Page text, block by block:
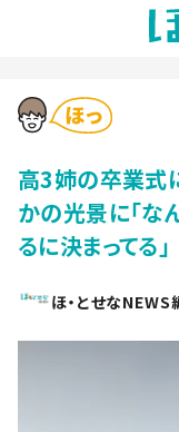
高3姉の卒業式
かの光景に「な
るに決まってる」
ほ・とせなNEWS